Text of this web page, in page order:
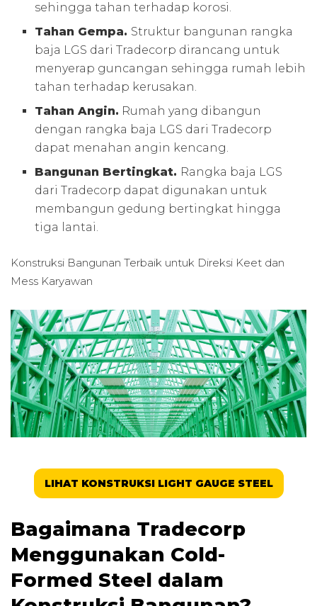
sehingga tahan terhadap korosi.
Tahan Gempa. Struktur bangunan rangka
baja LGS dari Tradecorp dirancang untuk
menyerap guncangan sehingga rumah lebih
tahan terhadap kerusakan.
Tahan Angin. Rumah yang dibangun
dengan rangka baja LGS dari Tradecorp
dapat menahan angin kencang.
Bangunan Bertingkat. Rangka baja LGS
dari Tradecorp dapat digunakan untuk
membangun gedung bertingkat hingga
tiga lantai.
Konstruksi Bangunan Terbaik untuk Direksi Keet dan
Mess Karyawan
LIHAT KONSTRUKSI LIGHT GAUGE STEEL
Bagaimana Tradecorp
Menggunakan Cold-
Formed Steel dalam